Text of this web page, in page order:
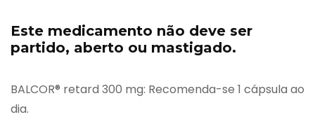
Este medicamento não deve ser
partido, aberto ou mastigado.
BALCOR® retard 300 mg: Recomenda-se 1 cápsula ao
dia.